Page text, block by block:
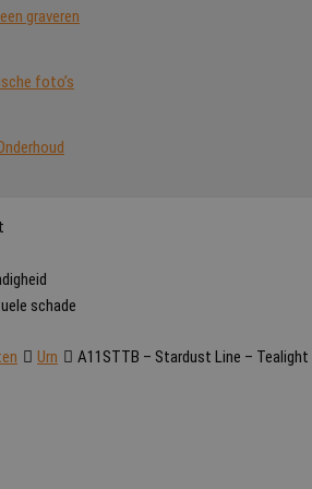
graveren
foto’s
schade
Urn A11STTB – Stardust Line – Tealight